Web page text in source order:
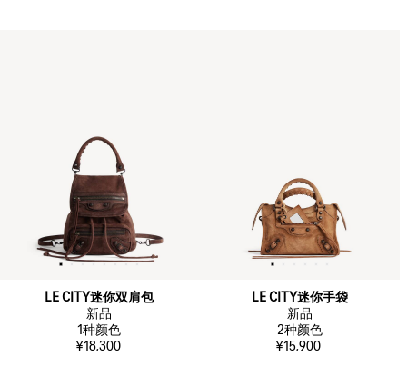
LE CITY迷你双肩包
新品
1种颜色
¥18,300
LE CITY迷你手袋
新品
2种颜色
¥15,900